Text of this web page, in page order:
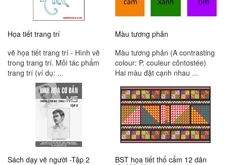
Họa tiết trang trí
vẽ họa tiết trang trí - Hình vẽ
trong trang trí. Mỗi tác phẩm
trang trí (ví dụ: ...
Màu tương phản
Màu tương phản (A contrasting
colour: P. couleur cỏntostée)
Hai màu đặt cạnh nhau ...
Sách dạy vẽ người -Tập 2
BST họa tiết thổ cẩm 12 dân